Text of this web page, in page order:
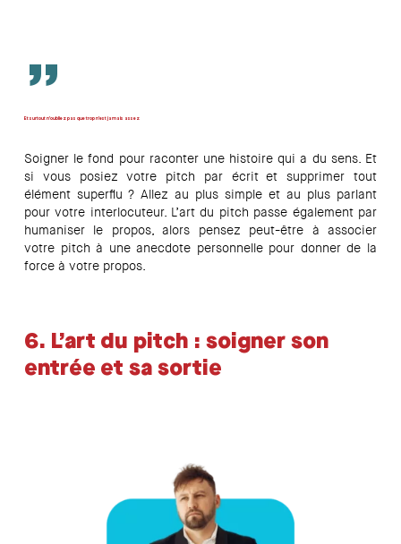
”
Et surtout n’oubliez pas que trop n’est jamais assez
Soigner le fond pour raconter une histoire qui a du sens. Et
si vous posiez votre pitch par écrit et supprimer tout
élément superflu ? Allez au plus simple et au plus parlant
pour votre interlocuteur. L’art du pitch passe également par
humaniser le propos, alors pensez peut-être à associer
votre pitch à une anecdote personnelle pour donner de la
force à votre propos.
6. L’art du pitch : soigner son
entrée et sa sortie